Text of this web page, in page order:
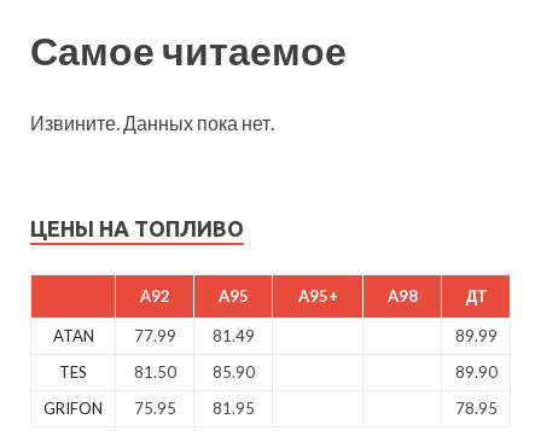
Самое читаемое
Извините. Данных пока нет.
ЦЕНЫ НА ТОПЛИВО
A92 A95 A95+ A98 ДТ
ATAN 77.99 81.49
89.99
TES
81.50 85.90
89.90
GRIFON
75.95 81.95 78.95